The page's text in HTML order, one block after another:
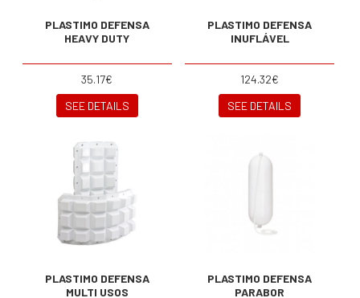
PLASTIMO DEFENSA
HEAVY DUTY
35.17€
SEE DETAILS
PLASTIMO DEFENSA
INUFLÁVEL
124.32€
SEE DETAILS
PLASTIMO DEFENSA
MULTI USOS
PLASTIMO DEFENSA
PARABOR